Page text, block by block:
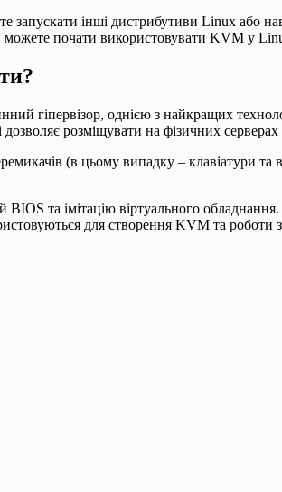
інші дистрибутиви Linux або
можете почати використовувати KVM у
гіпервізор, однією з найкращих
розміщувати на фізичних
(в цьому випадку – клавіатури
та імітацію віртуального
для створення KVM та роботи